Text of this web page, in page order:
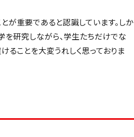
が重要であると認識しています。しか
を研究しながら、学生たちだけでな
ることを大変うれしく思っておりま